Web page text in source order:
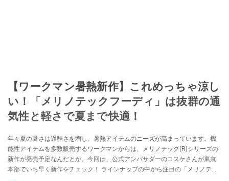
【ワークマン暑熱新作】これめっちゃ涼し
い！「メリノテックフーディ」は抜群の通
気性と軽さで夏まで快適！
年々夏の暑さは過酷さを増し、暑熱アイテムのニーズが高まっています。機
能性アイテムを多数販売するワークマンからは、メリノテック(R)シリーズの
新作が発売予定なんだとか。今回は、公式アンバサダーのコスケさんが東京
本部でいち早く新作をチェック！ ラインナップの中から注目の「メリノテッ